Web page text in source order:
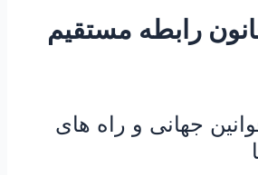
رابطه مستقيم
جهانی و راه های